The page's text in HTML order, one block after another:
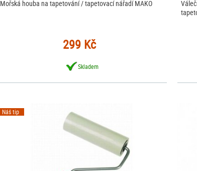
Mořská houba na tapetování / tapetovací nářadí MAKO
299 Kč
Skladem
Náš tip